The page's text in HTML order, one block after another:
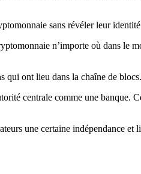
sans révéler leur
n’importe où dans le
ont lieu dans la chaîne de
centrale comme une banque.
une certaine indépendance